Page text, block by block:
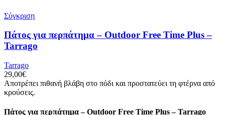
Σύγκριση
Πάτος για περπάτημα – Outdoor Free Time Plus –
Tarrago
Tarrago
29,00€
Αποτρέπει πιθανή βλάβη στο πόδι και προστατεύει τη φτέρνα από
κρούσεις.
Πάτος για περπάτημα – Outdoor Free Time Plus – Tarrago